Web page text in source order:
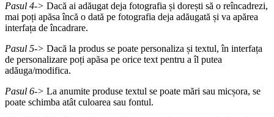
Pasul 4-> Dacă ai adăugat deja fotografia și dorești să o reîncadrezi,
mai poți apăsa încă o dată pe fotografia deja adăugată și va apărea
interfața de încadrare.
Pasul 5-> Dacă la produs se poate personaliza și textul, în interfața
de personalizare poți apăsa pe orice text pentru a îl putea
adăuga/modifica.
Pasul 6-> La anumite produse textul se poate mări sau micșora, se
poate schimba atât culoarea sau fontul.